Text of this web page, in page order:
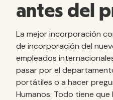
antes del
La mejor incorporación
de incorporación del
empleados
pasar por el
portátiles o a hacer
Humanos. Todo tiene